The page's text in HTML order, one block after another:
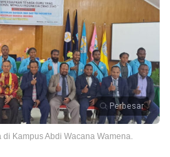
Perbesar
Kampus Abdi Wacana Wamena.